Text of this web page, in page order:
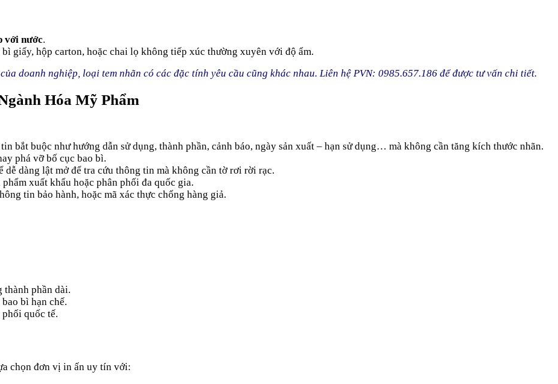
với nước.
giấy, hộp carton, hoặc chai lọ không tiếp xúc thường xuyên với độ ẩm.
doanh nghiệp, loại tem nhãn có các đặc tính yêu cầu cũng khác nhau. Liên hệ PVN: 0985.657.186 để được tư vấn chi tiết.
Hóa Mỹ Phẩm
bắt buộc như hướng dẫn sử dụng, thành phần, cảnh báo, ngày sản xuất – hạn sử dụng… mà không cần tăng kích thước nhãn.
phá vỡ bố cục bao bì.
dàng lật mở để tra cứu thông tin mà không cần tờ rơi rời rạc.
xuất khẩu hoặc phân phối đa quốc gia.
tin bảo hành, hoặc mã xác thực chống hàng giả.
thành phần dài.
bì hạn chế.
quốc tế.
chọn đơn vị in ấn uy tín với: